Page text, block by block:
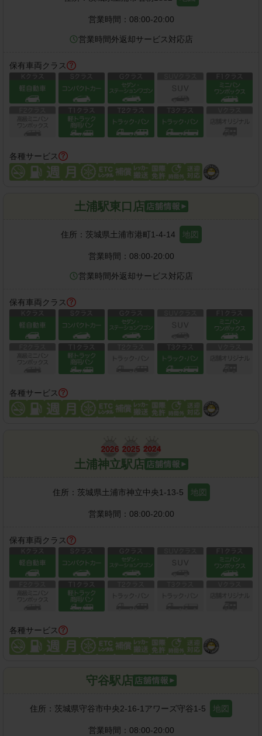
営業時間： 08:00-20:00
営業時間外返却サービス対応店
保有車両クラス
各種サービス
土浦駅東口店
住所： 茨城県土浦市港町1-4-14 地図
営業時間： 08:00-20:00
営業時間外返却サービス対応店
保有車両クラス
各種サービス
土浦神立駅店
住所： 茨城県土浦市神立中央1-13-5 地図
営業時間： 08:00-20:00
保有車両クラス
各種サービス
守谷駅店
住所： 茨城県守谷市中央2-16-1アワーズ守谷1-5 地図
営業時間： 08:00-20:00